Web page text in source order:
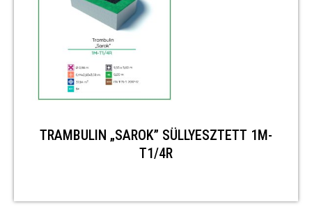
TRAMBULIN „SAROK” SÜLLYESZTETT 1M-
T1/4R